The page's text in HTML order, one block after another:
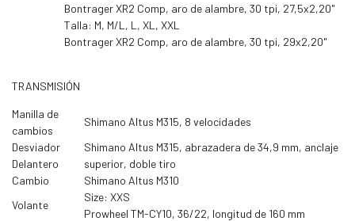
Bontrager XR2 Comp, aro de alambre, 30 tpi, 27,5x2,20"
Talla: M, M/L, L, XL, XXL
Bontrager XR2 Comp, aro de alambre, 30 tpi, 29x2,20"
TRANSMISIÓN
Manilla de
cambios
Shimano Altus M315, 8 velocidades
Desviador
Delantero
Shimano Altus M315, abrazadera de 34,9 mm, anclaje
superior, doble tiro
Cambio
Shimano Altus M310
Volante
Size: XXS
Prowheel TM-CY10, 36/22, longitud de 160 mm